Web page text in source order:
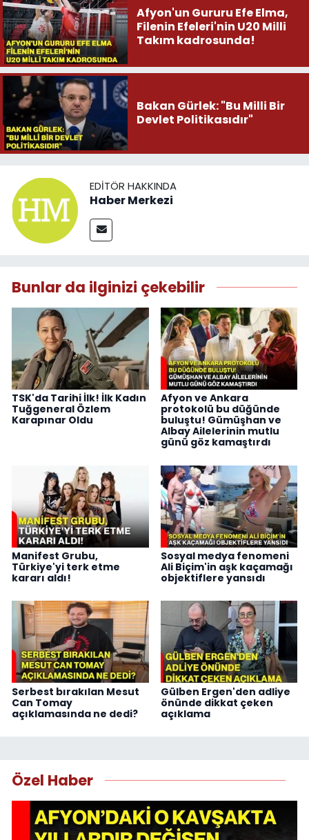
Afyon'un Gururu Efe Elma,
Filenin Efeleri'nin U20 Milli
Takım kadrosunda!
Bakan Gürlek: "Bu Milli Bir
Devlet Politikasıdır"
EDITÖR HAKKINDA
Haber Merkezi
Bunlar da ilginizi çekebilir
TSK'da Tarihi İlk! İlk Kadın
Tuğgeneral Özlem
Karapınar Oldu
Afyon ve Ankara
protokolü bu düğünde
buluştu! Gümüşhan ve
Albay Ailelerinin mutlu
günü göz kamaştırdı
Manifest Grubu,
Türkiye'yi terk etme
kararı aldı!
Sosyal medya fenomeni
Ali Biçim'in aşk kaçamağı
objektiflere yansıdı
Serbest bırakılan Mesut
Can Tomay
açıklamasında ne dedi?
Gülben Ergen'den adliye
önünde dikkat çeken
açıklama
Özel Haber